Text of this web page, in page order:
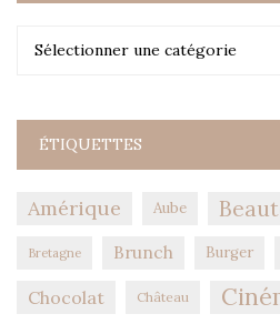
Sélectionner une catégorie
Catégories
ÉTIQUETTES
Amérique Aube
Bretagne Brunch Burger
Chocolat Château